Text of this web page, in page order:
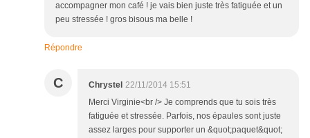
accompagner mon café ! je vais bien juste très fatiguée et un
peu stressée ! gros bisous ma belle !
Répondre
C Chrystel 22/11/2014 15:51
Merci Virginie<br /> Je comprends que tu sois très
fatiguée et stressée. Parfois, nos épaules sont juste
assez larges pour supporter un &quot;paquet&quot;